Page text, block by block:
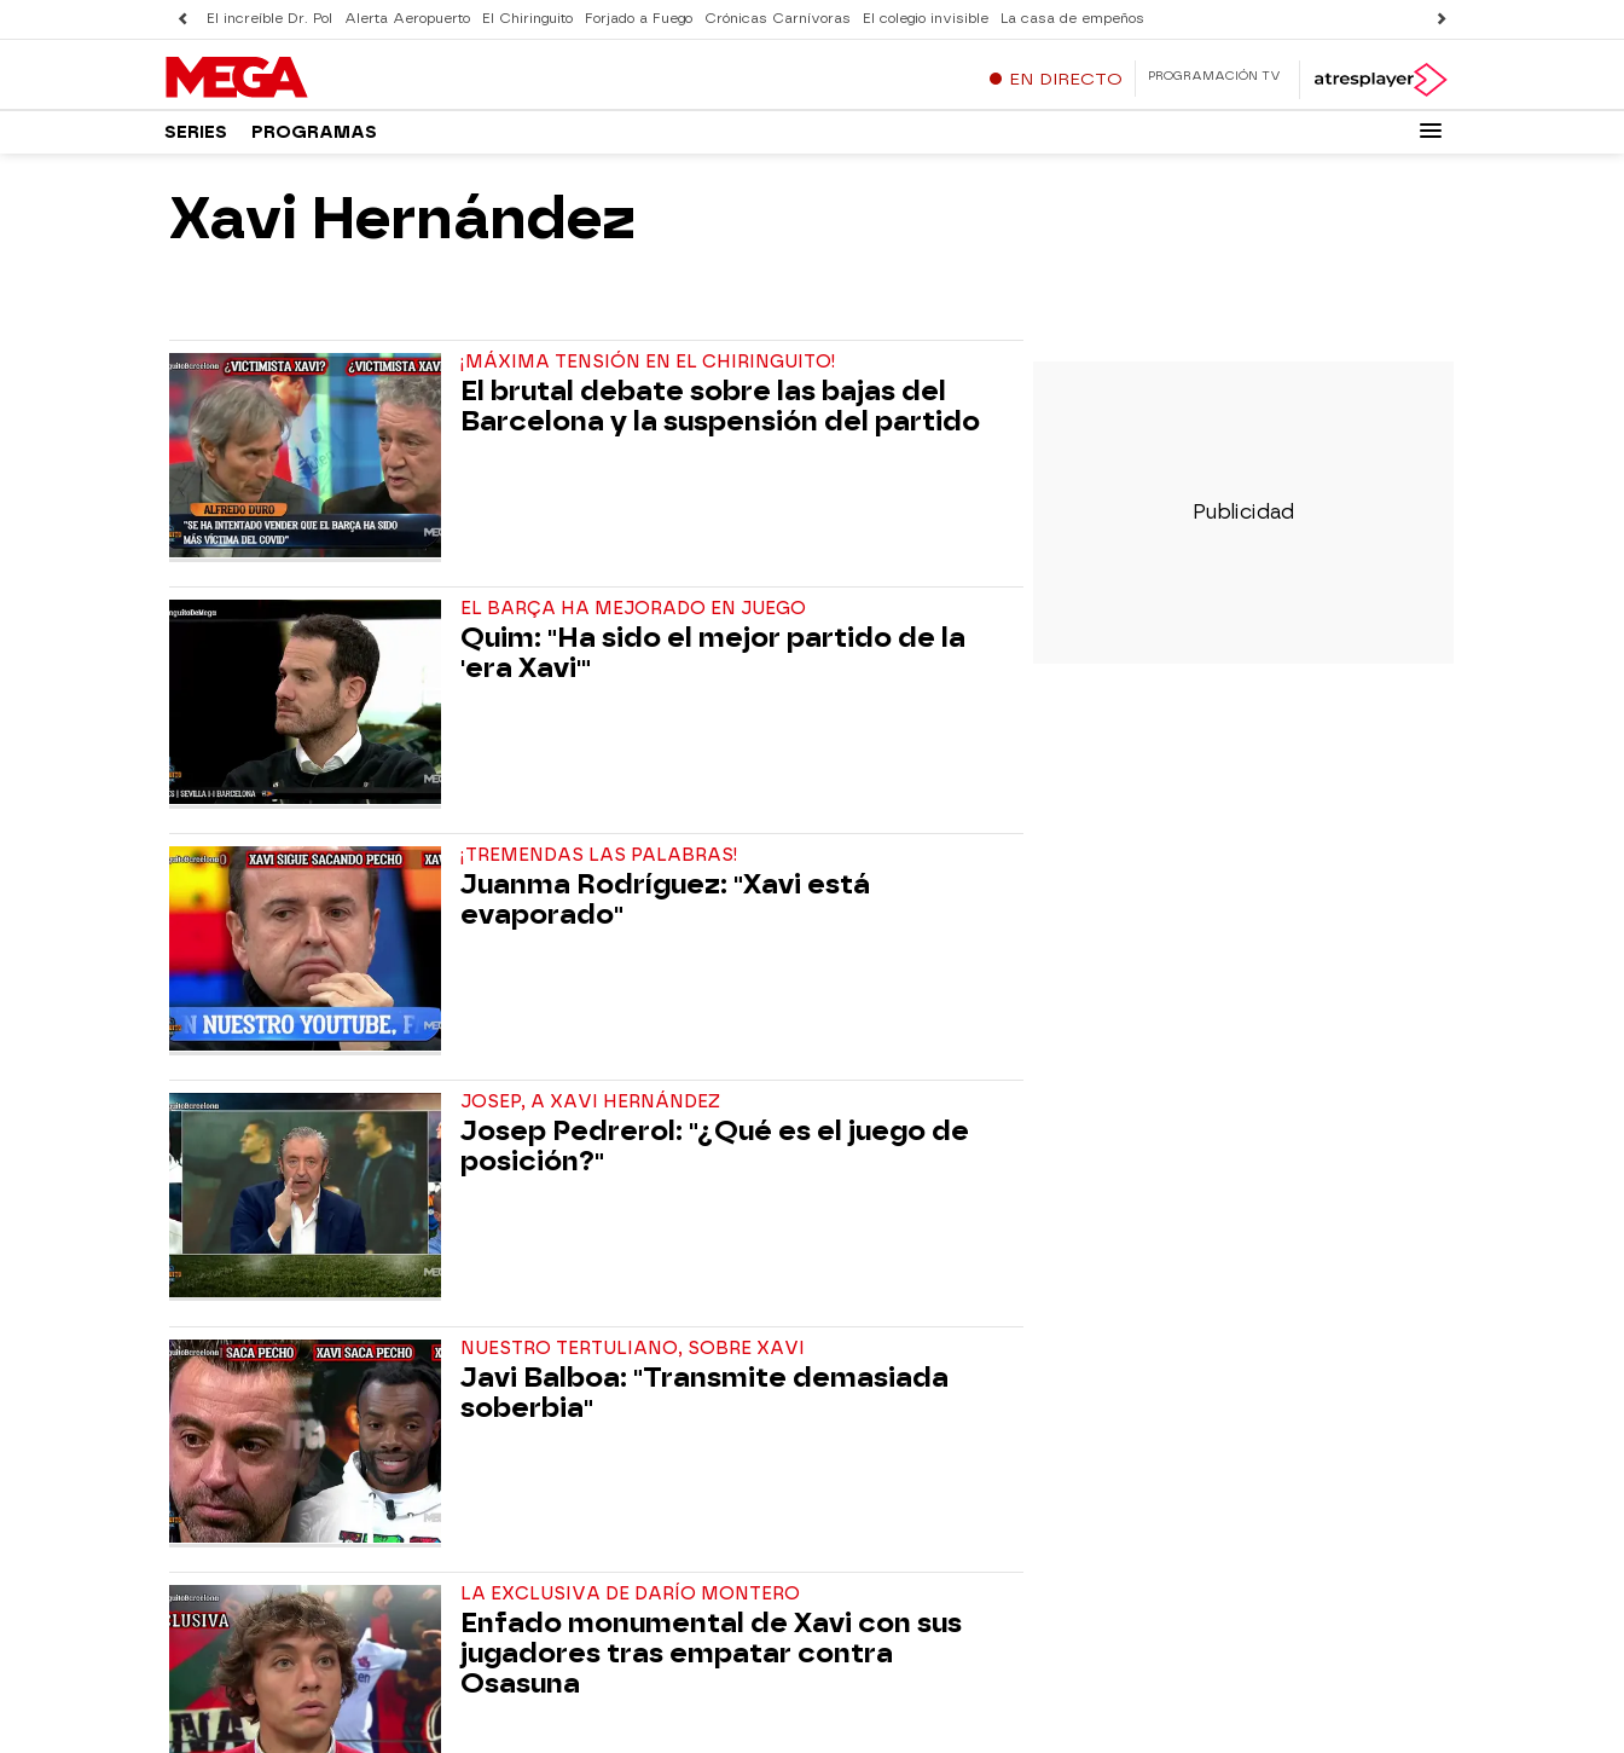
El increíble Dr. Pol Alerta Aeropuerto El Chiringuito Forjado a Fuego Crónicas Carnívoras El colegio invisible La casa de empeños
EN DIRECTO PROGRAMACIÓN TV
SERIES PROGRAMAS
Xavi Hernández
¡MÁXIMA TENSIÓN EN EL CHIRINGUITO!
El brutal debate sobre las bajas del
Barcelona y la suspensión del partido
EL BARÇA HA MEJORADO EN JUEGO
Quim: "Ha sido el mejor partido de la
'era Xavi'"
¡TREMENDAS LAS PALABRAS!
Juanma Rodríguez: "Xavi está
evaporado"
JOSEP, A XAVI HERNÁNDEZ
Josep Pedrerol: "¿Qué es el juego de
posición?"
NUESTRO TERTULIANO, SOBRE XAVI
Javi Balboa: "Transmite demasiada
soberbia"
LA EXCLUSIVA DE DARÍO MONTERO
Enfado monumental de Xavi con sus
jugadores tras empatar contra
Osasuna